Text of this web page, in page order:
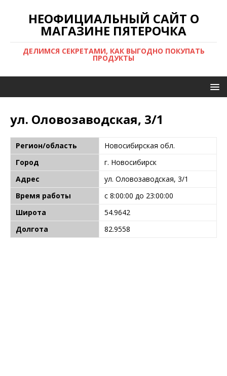
НЕОФИЦИАЛЬНЫЙ САЙТ О
МАГАЗИНЕ ПЯТЕРОЧКА
ДЕЛИМСЯ СЕКРЕТАМИ, КАК ВЫГОДНО ПОКУПАТЬ
ПРОДУКТЫ
ул. Оловозаводская, 3/1
Регион/область
Новосибирская обл.
Город
г. Новосибирск
Адрес
ул. Оловозаводская, 3/1
Время работы
с 8:00:00 до 23:00:00
Широта
54.9642
Долгота
82.9558